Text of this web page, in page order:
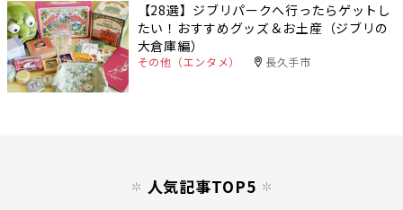
【28選】ジブリパークへ行ったらゲットし
たい！おすすめグッズ＆お土産（ジブリの
大倉庫編）
その他（エンタメ） 長久手市
人気記事TOP5